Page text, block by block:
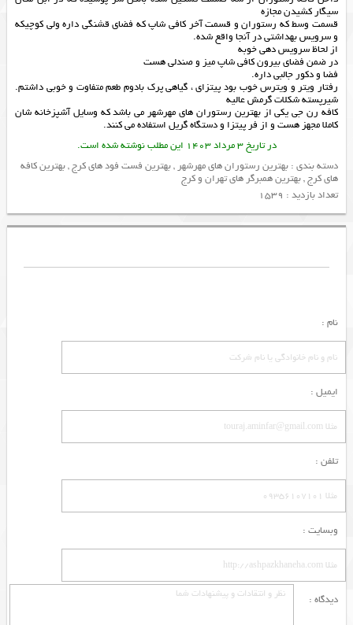
سیگار کشیدن مجازه
قسمت وسط که رستوران و قسمت آخر کافی شاپ که فضای قشنگی داره ولی کوچیکه
و سرویس بهداشتی در آنجا واقع شده.
از لحاظ سرویس دهی خوبه
در ضمن فضای بیرون کافی شاپ میز و صندلی هست
فضا و دکور جالبی داره.
رفتار ویتر و ویترس خوب بود پیتزای ، گیاهی پرک بادوم طعم متفاوت و خوبی داشتم.
شیرپسته شکلات گرمش عالیه
کافه رن جی یکی ازبهترین رستوران های مهرشهرمی باشد که وسایل آشپزخانه شان
کاملا مجهز هست و از فر پیتزا ودستگاه گریلاستفاده می کنند.
در تاریخ 3 مرداد 1403 این مطلب نوشته شده است.
دسته بندی : بهترین رستوران های مهرشهر,بهترین فست فود های کرج,بهترین کافه
های کرج,بهترین همبرگر های تهران و کرج
تعداد بازدید : 1539
نام :
ایمیل :
تلفن :
وبسایت :
دیدگاه :